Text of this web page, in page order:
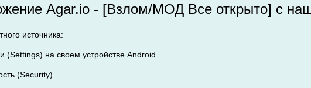
Agar.io - [Взлом/МОД Все открыто] с
источника:
на своем устройстве Android.
(Security).